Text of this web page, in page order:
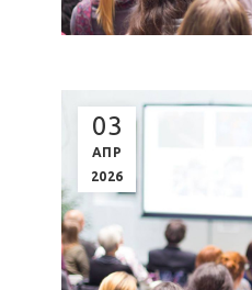
03
ΑΠΡ
2026